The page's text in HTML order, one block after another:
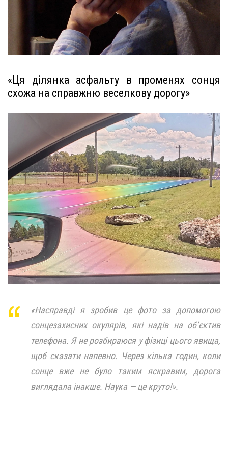
«Ця ділянка асфальту в променях сонця
схожа на справжню веселкову дорогу»
«Насправді я зробив це фото за допомогою
сонцезахисних окулярів, які надів на об’єктив
телефона. Я не розбираюся у фізиці цього явища,
щоб сказати напевно. Через кілька годин, коли
сонце вже не було таким яскравим, дорога
виглядала інакше. Наука — це круто!».